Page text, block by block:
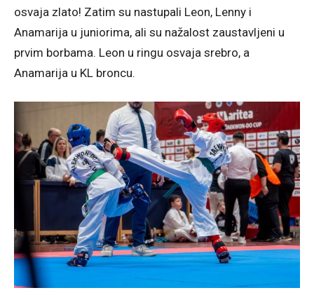
osvaja zlato! Zatim su nastupali Leon, Lenny i
Anamarija u juniorima, ali su nažalost zaustavljeni u
prvim borbama. Leon u ringu osvaja srebro, a
Anamarija u KL broncu.